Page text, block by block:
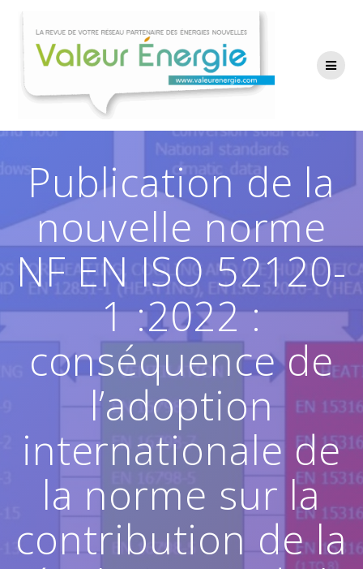
contenu
Publication de la
nouvelle norme
NF EN ISO 52120-
1 :2022 :
conséquence de
l’adoption
internationale de
la norme sur la
contribution de la